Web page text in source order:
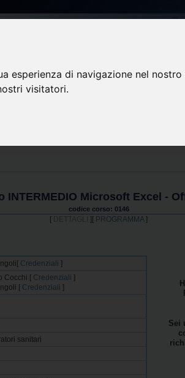
esperienza di navigazione nel
visitatori.
INTERMEDIO Microsoft Excel -
codice corso: 0146
[ ][ PROGRAMMA ]
Credenziali ]
Cocchi [ Credenziali ]
[ Credenziali ]
sanitari
Sei